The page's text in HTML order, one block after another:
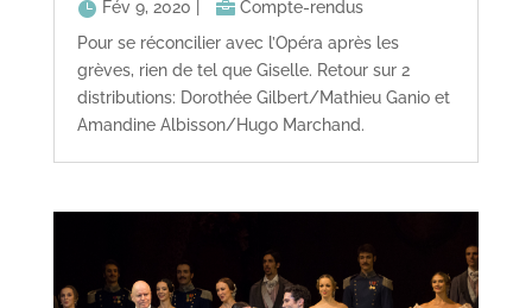
Fév 9, 2020
Compte-rendus
Pour se réconcilier avec l’Opéra après les
grèves, rien de tel que Giselle. Retour sur 2
distributions: Dorothée Gilbert/Mathieu Ganio et
Amandine Albisson/Hugo Marchand.